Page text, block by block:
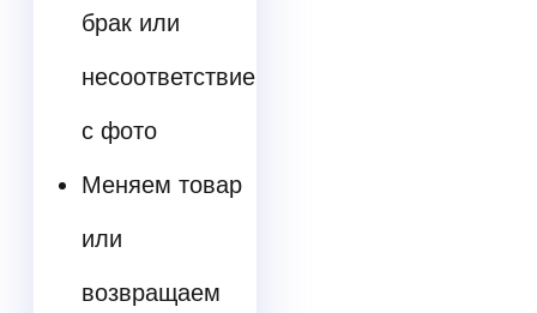
брак или
несоответствие
с фото
Меняем товар
или
возвращаем